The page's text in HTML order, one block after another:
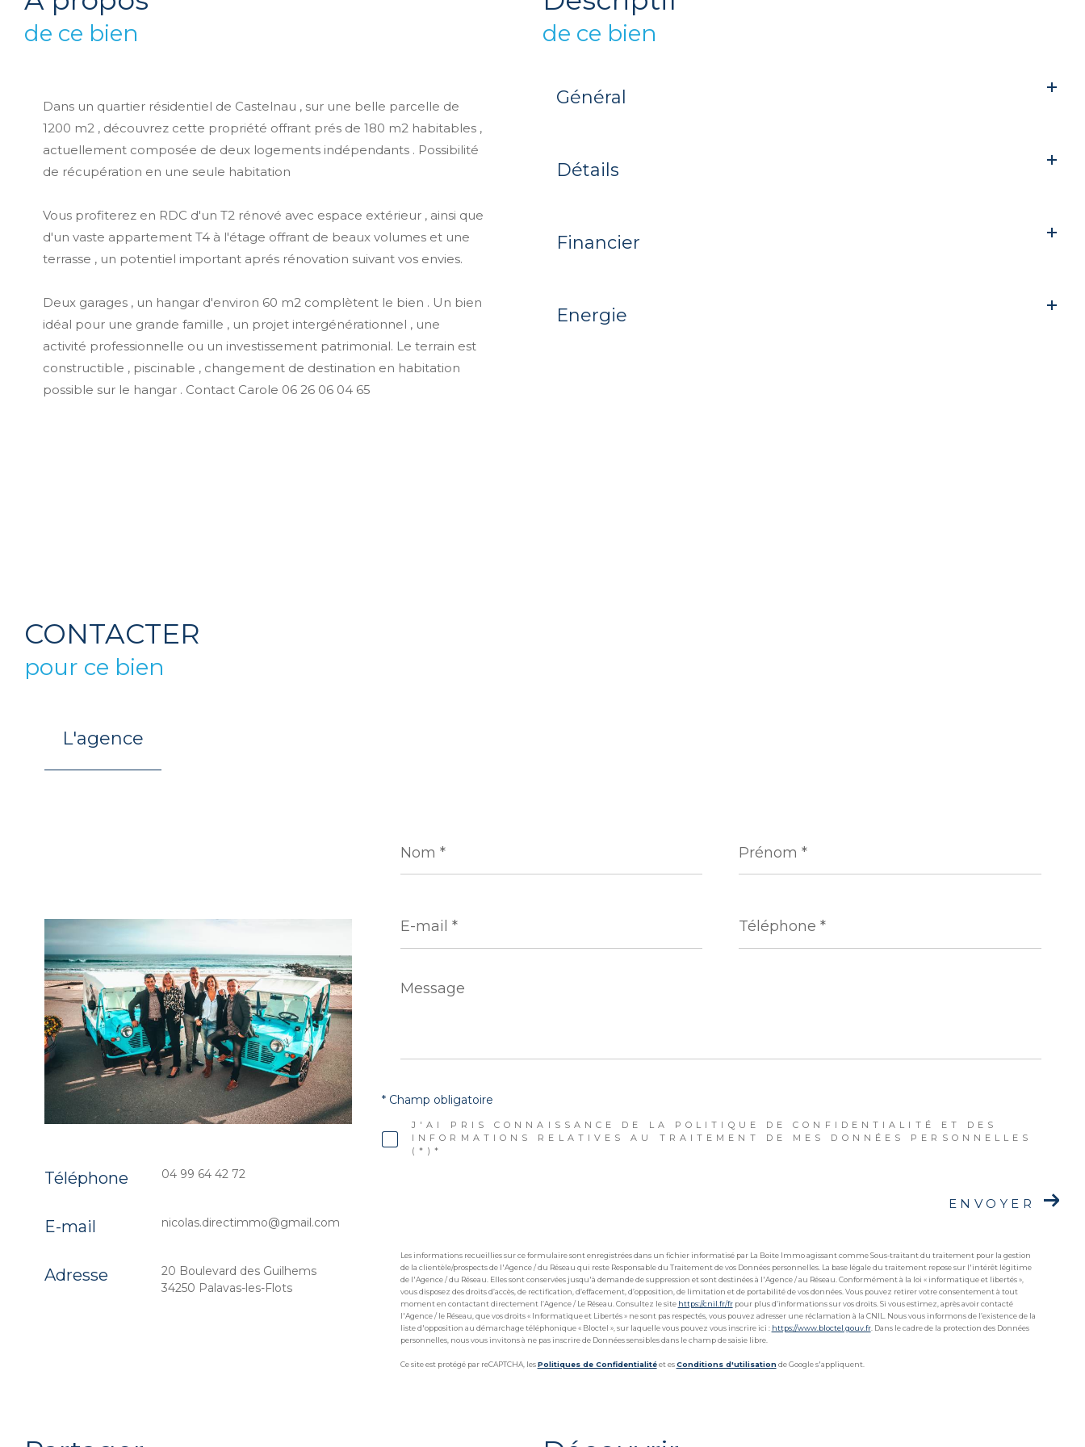
de ce bien
Dans un quartier résidentiel de Castelnau , sur une belle parcelle de
1200 m2 , découvrez cette propriété offrant prés de 180 m2 habitables ,
actuellement composée de deux logements indépendants . Possibilité
de récupération en une seule habitation
Vous profiterez en RDC d'un T2 rénové avec espace extérieur , ainsi que
d'un vaste appartement T4 à l'étage offrant de beaux volumes et une
terrasse , un potentiel important aprés rénovation suivant vos envies.
Deux garages , un hangar d'environ 60 m2 complètent le bien . Un bien
idéal pour une grande famille , un projet intergénérationnel , une
activité professionnelle ou un investissement patrimonial. Le terrain est
constructible , piscinable , changement de destination en habitation
possible sur le hangar . Contact Carole 06 26 06 04 65
de ce bien
Général
Détails
Financier
Energie
CONTACTER
pour ce bien
L'agence
Téléphone 04 99 64 42 72
E-mail nicolas.directimmo@gmail.com
Adresse
20 Boulevard des Guilhems
34250 Palavas-les-Flots
* *
mail
*
*
Message
*
J'AI PRIS CONNAISSANCE DE LA POLITIQUE DE CONFIDENTIALITÉ ET DES
INFORMATIONS RELATIVES AU TRAITEMENT DE MES DONNÉES PERSONNELLES
(*)*
* Champ obligatoire
ENVOYER
Les informations recueillies sur ce formulaire sont enregistrées dans un fichier informatisé par La Boite Immo agissant comme Sous-traitant du traitement pour la gestion
de la clientèle/prospects de l'Agence / du Réseau qui reste Responsable du Traitement de vos Données personnelles. La base légale du traitement repose sur l'intérêt légitime
de l'Agence / du Réseau. Elles sont conservées jusqu'à demande de suppression et sont destinées à l'Agence / au Réseau. Conformément à la loi « informatique et libertés »,
vous disposez des droits d’accès, de rectification, d’effacement, d’opposition, de limitation et de portabilité de vos données. Vous pouvez retirer votre consentement à tout
moment en contactant directement l’Agence / Le Réseau. Consultez le site https://cnil.fr/frpour plus d’informations sur vos droits. Si vous estimez, après avoir contacté
l'Agence / le Réseau, que vos droits « Informatique et Libertés » ne sont pas respectés, vous pouvez adresser une réclamation à la CNIL. Nous vous informons de l’existence de la
liste d'opposition au démarchage téléphonique « Bloctel », sur laquelle vous pouvez vous inscrire ici : https://www.bloctel.gouv.fr. Dans le cadre de la protection des Données
personnelles, nous vous invitons à ne pas inscrire de Données sensibles dans le champ de saisie libre.
Ce site est protégé par reCAPTCHA, lesPolitiques de Confidentialitéet esConditions d'utilisationde Google s'appliquent.